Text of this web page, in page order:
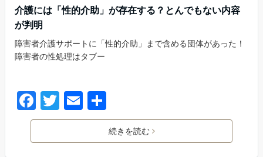
介護には「性的介助」が存在する？とんでもない内容
が判明
障害者介護サポートに「性的介助」まで含める団体があった！
障害者の性処理はタブー
続きを読む